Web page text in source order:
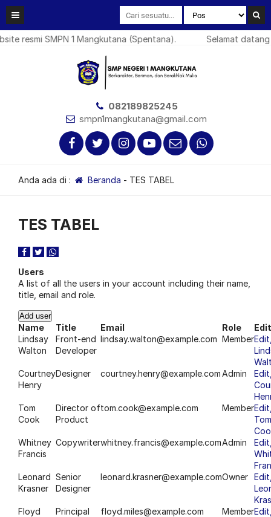
resmi SMPN 1 Mangkutana (Spentana). Selamat datang
082189825245
smpn1mangkutana@gmail.com
Anda ada di : Beranda - TES TABEL
TES TABEL
Users
A list of all the users in your account including their name,
title, email and role.
Add user
Name Title Email Role
Edit
Lindsay
Walton
Front-end
Developer
lindsay.walton@example.com MemberEdit
Courtney
Henry
Designer courtney.henry@example.comAdmin Edit
Tom
Cook
Director of
Product
tom.cook@example.com MemberEdit
Tom
Whitney
Francis
Copywriterwhitney.francis@example.comAdmin Edit
Leonard
Krasner
Senior
Designer
leonard.krasner@example.comOwner Edit
Floyd
Principal
floyd.miles@example.com MemberEdit